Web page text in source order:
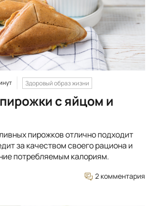
Здоровый образ жизни
с яйцом и
пирожков отлично подходит
за качеством своего рациона и
потребляемым калориям.
2 комментария